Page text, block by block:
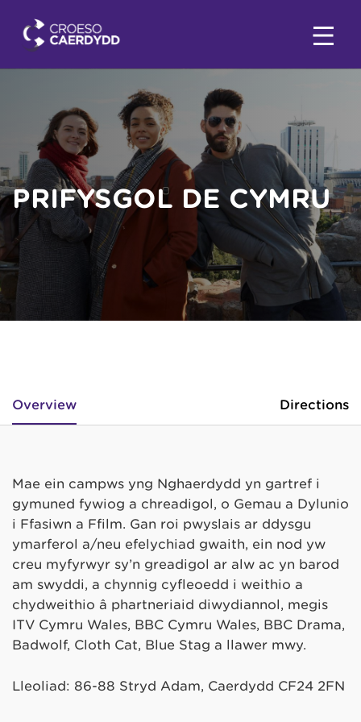
PRIFYSGOL DE CYMRU
Overview Directions
Mae ein campws yng Nghaerdydd yn gartref i
gymuned fywiog a chreadigol, o Gemau a Dylunio
i Ffasiwn a Ffilm. Gan roi pwyslais ar ddysgu
ymarferol a/neu efelychiad gwaith, ein nod yw
creu myfyrwyr sy’n greadigol ar alw ac yn barod
am swyddi, a chynnig cyfleoedd i weithio a
chydweithio â phartneriaid diwydiannol, megis
ITV Cymru Wales, BBC Cymru Wales, BBC Drama,
Badwolf, Cloth Cat, Blue Stag a llawer mwy.
Lleoliad: 86-88 Stryd Adam, Caerdydd CF24 2FN